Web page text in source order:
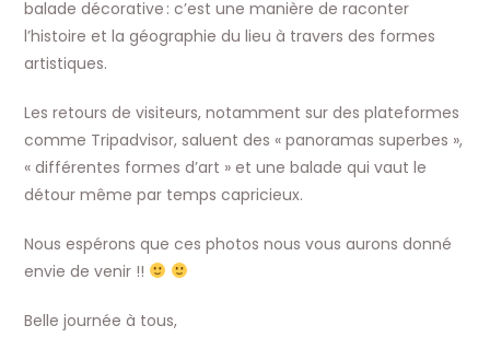
balade décorative : c’est une manière de raconter
l’histoire et la géographie du lieu à travers des formes
artistiques.
Les retours de visiteurs, notamment sur des plateformes
comme Tripadvisor, saluent des « panoramas superbes »,
« différentes formes d’art » et une balade qui vaut le
détour même par temps capricieux.
Nous espérons que ces photos nous vous aurons donné
envie de venir !!
Belle journée à tous,